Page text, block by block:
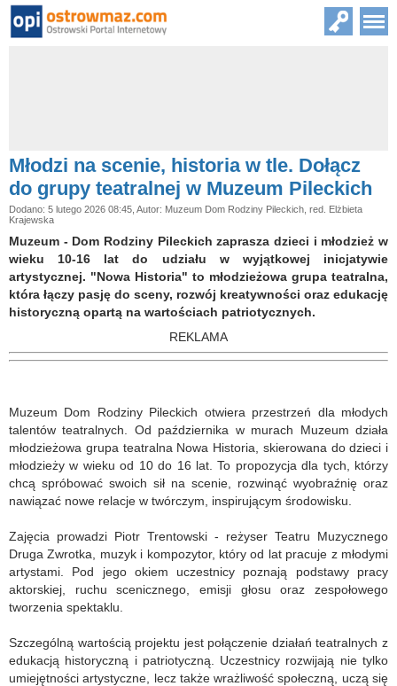
Młodzi na scenie, historia w tle. Dołącz
do grupy teatralnej w Muzeum Pileckich
Dodano: 5 lutego 2026 08:45, Autor: Muzeum Dom Rodziny Pileckich, red. Elżbieta
Krajewska
Muzeum - Dom Rodziny Pileckich zaprasza dzieci i młodzież w
wieku 10-16 lat do udziału w wyjątkowej inicjatywie
artystycznej. "Nowa Historia" to młodzieżowa grupa teatralna,
która łączy pasję do sceny, rozwój kreatywności oraz edukację
historyczną opartą na wartościach patriotycznych.
REKLAMA
Muzeum Dom Rodziny Pileckich otwiera przestrzeń dla młodych
talentów teatralnych. Od października w murach Muzeum działa
młodzieżowa grupa teatralna Nowa Historia, skierowana do dzieci i
młodzieży w wieku od 10 do 16 lat. To propozycja dla tych, którzy
chcą spróbować swoich sił na scenie, rozwinąć wyobraźnię oraz
nawiązać nowe relacje w twórczym, inspirującym środowisku.
Zajęcia prowadzi Piotr Trentowski - reżyser Teatru Muzycznego
Druga Zwrotka, muzyk i kompozytor, który od lat pracuje z młodymi
artystami. Pod jego okiem uczestnicy poznają podstawy pracy
aktorskiej, ruchu scenicznego, emisji głosu oraz zespołowego
tworzenia spektaklu.
Szczególną wartością projektu jest połączenie działań teatralnych z
edukacją historyczną i patriotyczną. Uczestnicy rozwijają nie tylko
umiejętności artystyczne, lecz także wrażliwość społeczną, uczą się